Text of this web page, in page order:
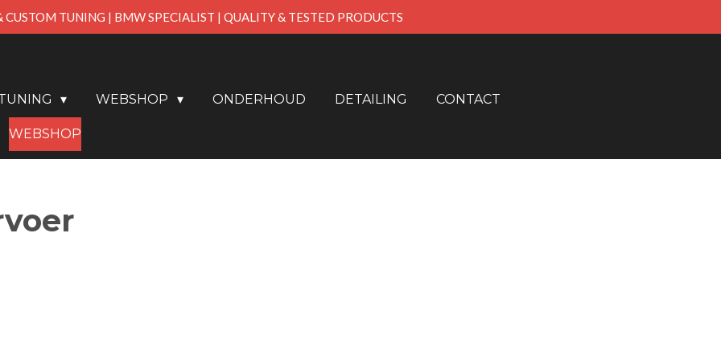
CUSTOM TUNING | BMW SPECIALIST | QUALITY & TESTED PRODUCTS
WEBSHOP ONDERHOUD DETAILING CONTACT
WEBSHOP